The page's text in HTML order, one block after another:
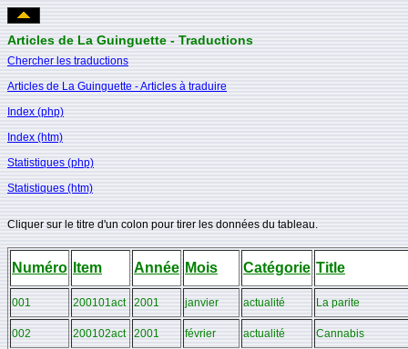
Articles de La Guinguette - Traductions
Chercher les traductions
Articles de La Guinguette - Articles à traduire
Index (php)
Index (htm)
Statistiques (php)
Statistiques (htm)
Cliquer sur le titre d'un colon pour tirer les données du tableau.
Numéro Item Année Mois Catégorie Title
001 200101act 2001 janvier actualité La parite
002 200102act 2001 février actualité Cannabis